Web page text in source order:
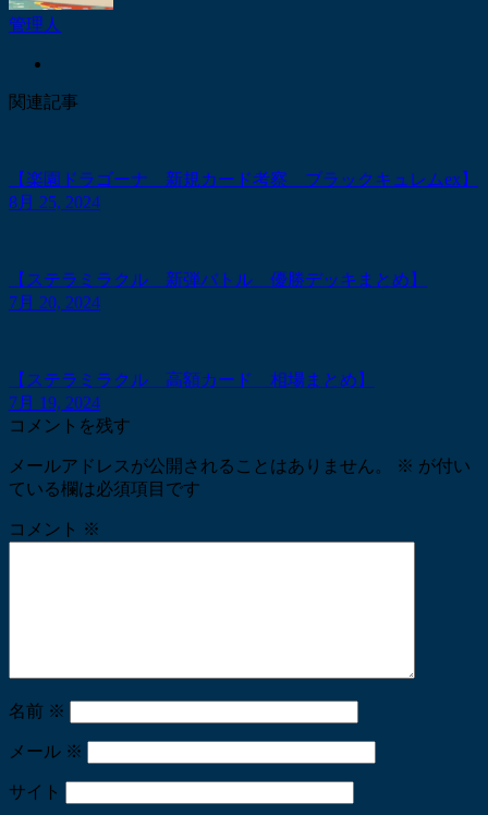
管理人
関連記事
【楽園ドラゴーナ 新規カード考察 ブラックキュレムex】
8月 25, 2024
【ステラミラクル 新弾バトル 優勝デッキまとめ】
7月 20, 2024
【ステラミラクル 高額カード 相場まとめ】
7月 19, 2024
コメントを残す
メールアドレスが公開されることはありません。 ※ が付い
ている欄は必須項目です
コメント ※
名前 ※
メール ※
サイト